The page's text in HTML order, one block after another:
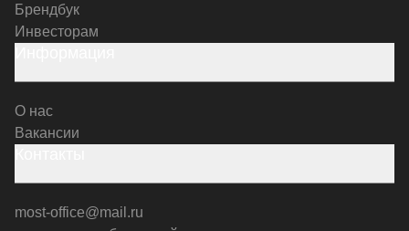
Брендбук
Инвесторам
О нас
Вакансии
most-office@mail.ru